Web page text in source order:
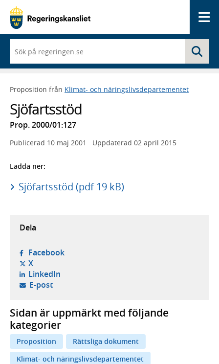
du
börjar
skriva
framträder
lista
med
sökförslag
Proposition från Klimat- och näringslivsdepartementet
Sjöfartsstöd
Prop. 2000/01:127
Publicerad 10 maj 2001 Uppdaterad 02 april 2015
Ladda ner:
Sjöfartsstöd (pdf 19 kB)
Dela
Facebook- öppnas i ny flik, extern webbplats,
X- öppnas i ny flik, extern webbplats,
LinkedIn- öppnas i ny flik, extern webbplats,
E-post- öppnar din e-postklient,
Sidan är uppmärkt med följande
kategorier
Proposition
Rättsliga dokument
Klimat- och näringslivsdepartementet